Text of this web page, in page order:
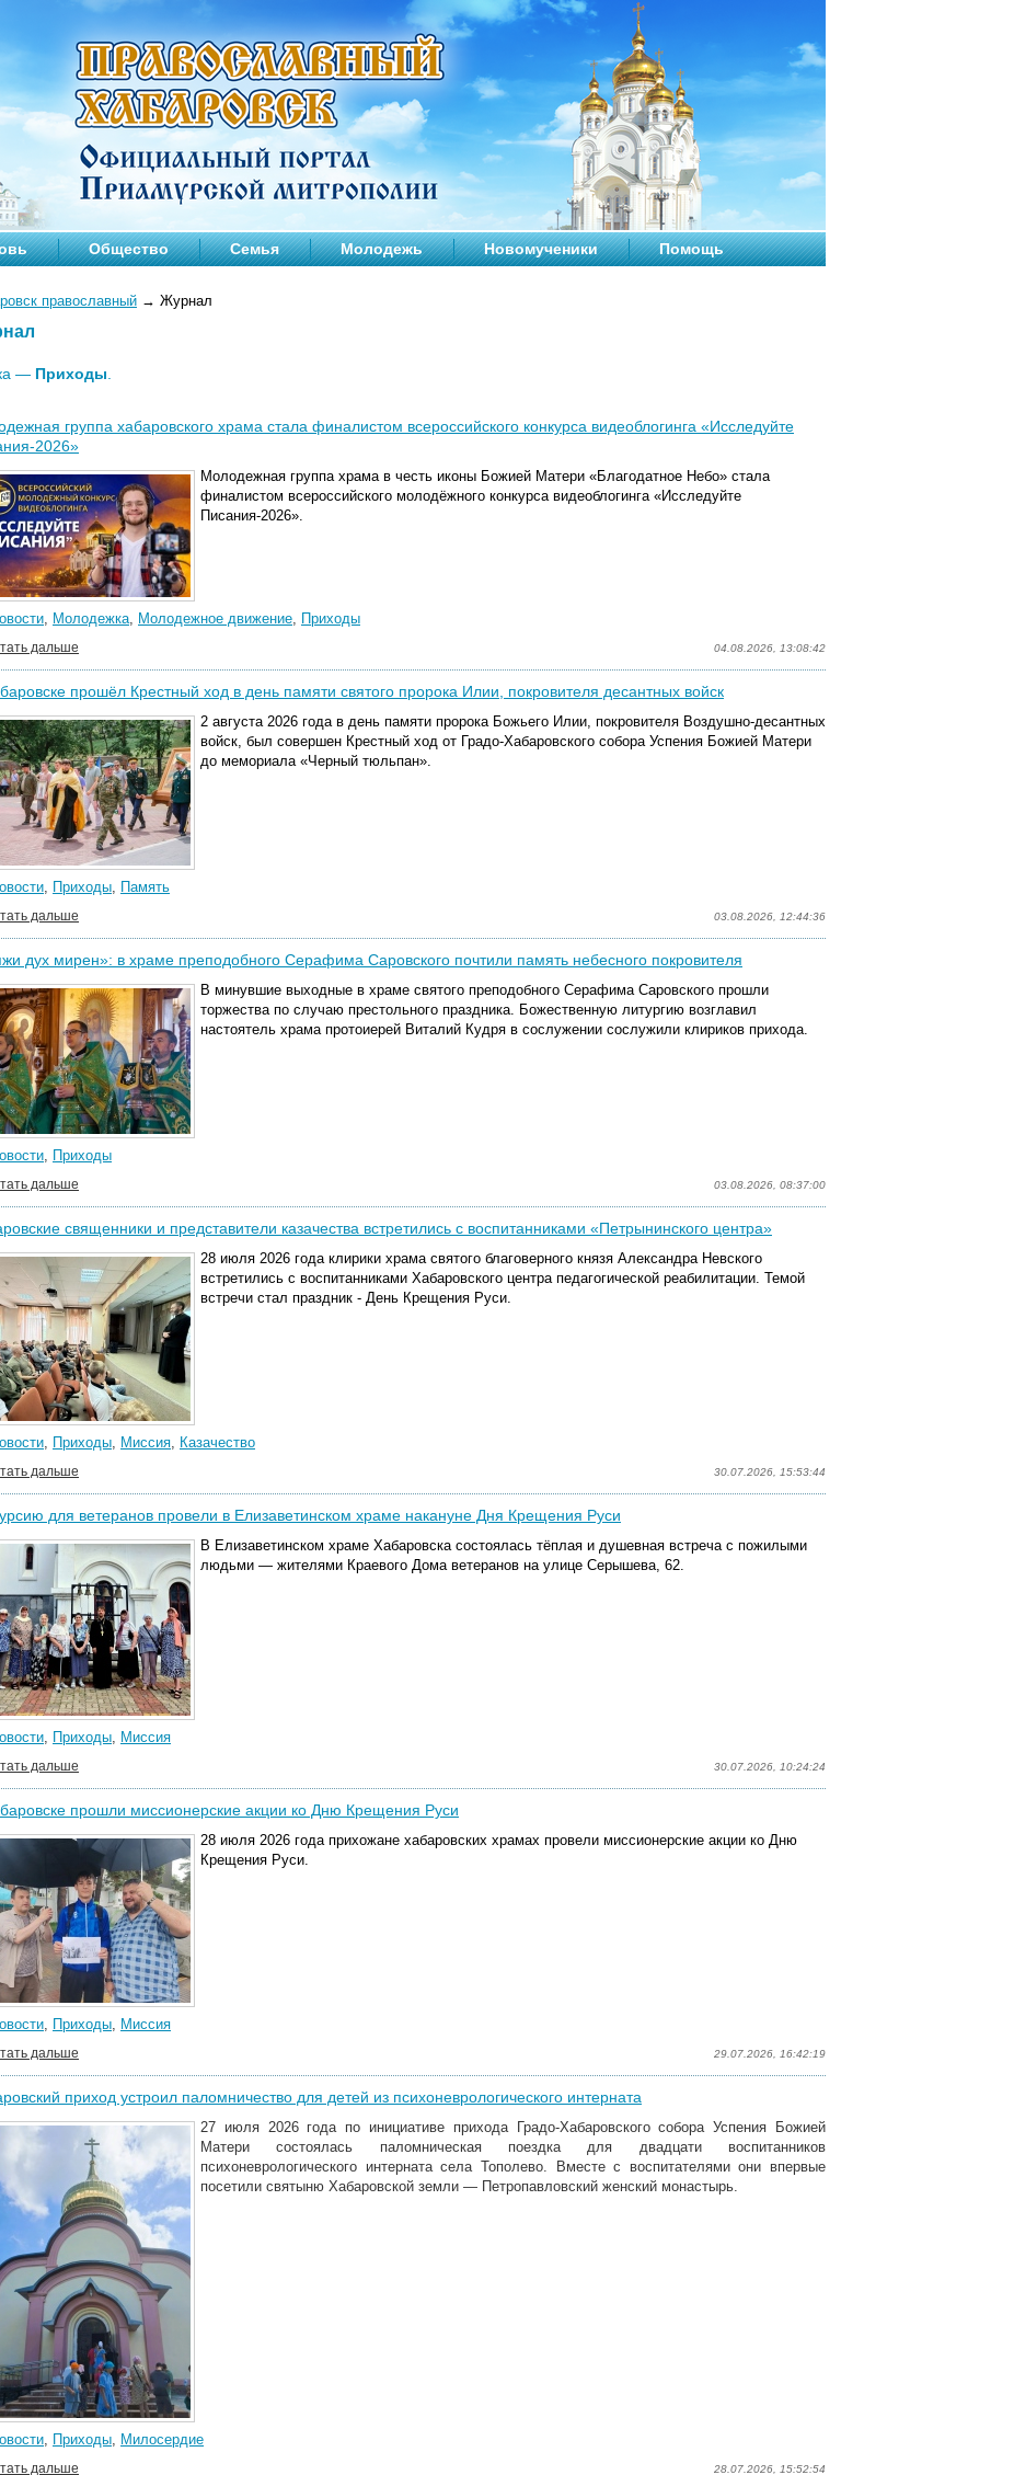
Общество Семья Молодежь Новомученики Помощь
православный → Журнал
— Приходы
группа хабаровского храма стала финалистом всероссийского конкурса видеоблогинга «Исследуйте
2026»
Молодежная группа храма в честь иконы Божией Матери «Благодатное Небо» стала
финалистом всероссийского молодёжного конкурса видеоблогинга «Исследуйте
Писания-2026».
, Молодежка, Молодежное движение, Приходы
04.08.2026, 13:08:42
дальше
прошёл Крестный ход в день памяти святого пророка Илии, покровителя десантных войск
2 августа 2026 года в день памяти пророка Божьего Илии, покровителя Воздушно-десантных
войск, был совершен Крестный ход от Градо-Хабаровского собора Успения Божией Матери
до мемориала «Черный тюльпан».
, Приходы, Память
03.08.2026, 12:44:36
дальше
дух мирен»: в храме преподобного Серафима Саровского почтили память небесного покровителя
В минувшие выходные в храме святого преподобного Серафима Саровского прошли
торжества по случаю престольного праздника. Божественную литургию возглавил
настоятель храма протоиерей Виталий Кудря в сослужении сослужили клириков прихода.
, Приходы
03.08.2026, 08:37:00
дальше
священники и представители казачества встретились с воспитанниками «Петрынинского центра»
28 июля 2026 года клирики храма святого благоверного князя Александра Невского
встретились с воспитанниками Хабаровского центра педагогической реабилитации. Темой
встречи стал праздник - День Крещения Руси.
, Приходы, Миссия, Казачество
30.07.2026, 15:53:44
дальше
для ветеранов провели в Елизаветинском храме накануне Дня Крещения Руси
В Елизаветинском храме Хабаровска состоялась тёплая и душевная встреча с пожилыми
людьми — жителями Краевого Дома ветеранов на улице Серышева, 62.
, Приходы, Миссия
30.07.2026, 10:24:24
дальше
прошли миссионерские акции ко Дню Крещения Руси
28 июля 2026 года прихожане хабаровских храмах провели миссионерские акции ко Дню
Крещения Руси.
, Приходы, Миссия
29.07.2026, 16:42:19
дальше
приход устроил паломничество для детей из психоневрологического интерната
27 июля 2026 года по инициативе прихода Градо-Хабаровского собора Успения Божией
Матери состоялась паломническая поездка для двадцати воспитанников
психоневрологического интерната села Тополево. Вместе с воспитателями они впервые
посетили святыню Хабаровской земли — Петропавловский женский монастырь.
, Приходы, Милосердие
28.07.2026, 15:52:54
дальше